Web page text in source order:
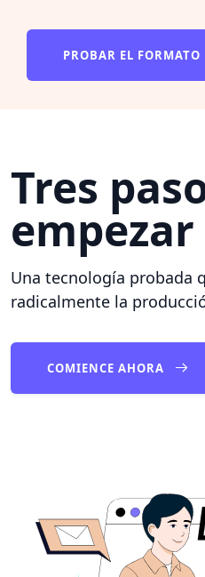
PROBAR EL
Tres
empezar
Una tecnología probada
radicalmente la
COMIENCE AHORA